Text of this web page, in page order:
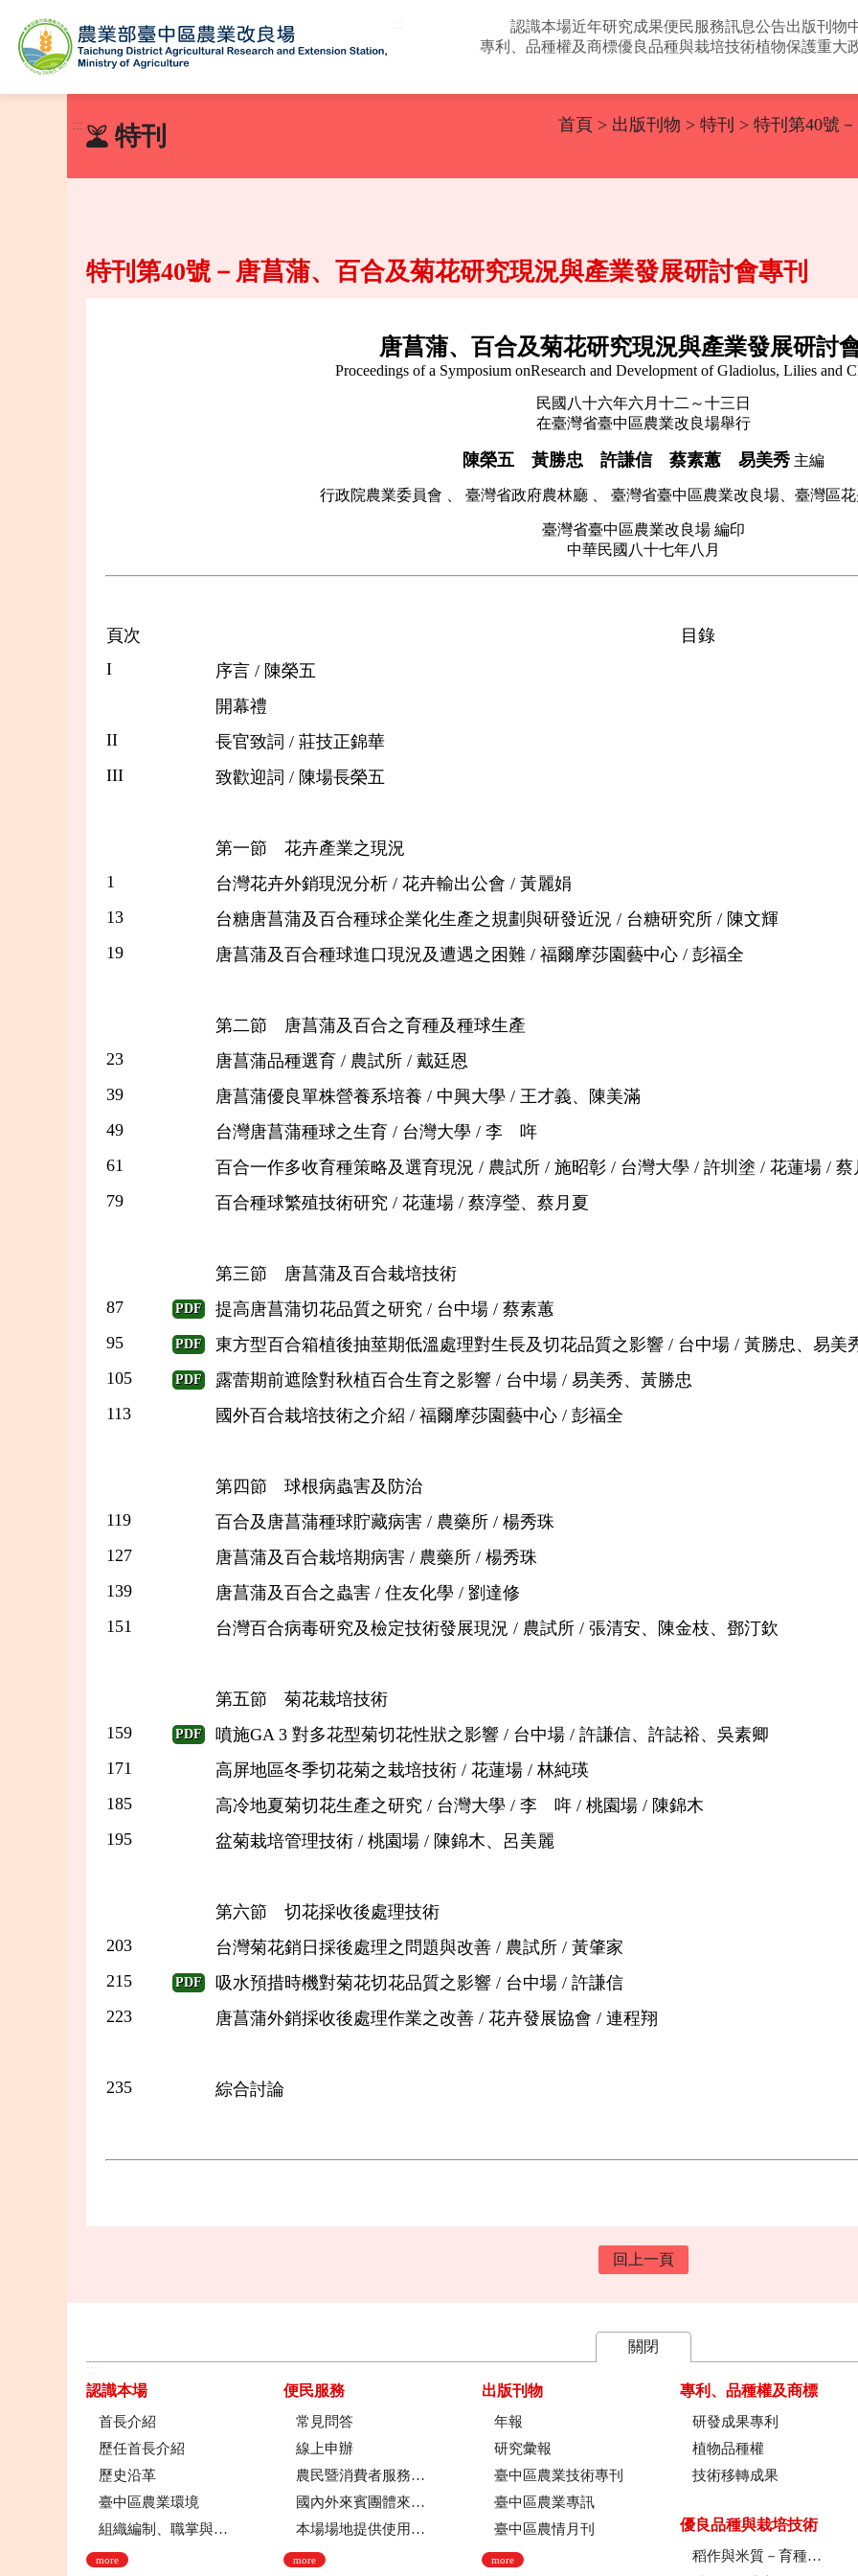
認識本場近年研究成果便民服務訊息公告出版刊物
專利、品種權及商標優良品種與栽培技術植物保護重大
::: 特刊 首頁 > 出版刊物 > 特刊 > 特刊第40號
特刊第40號－唐菖蒲、百合及菊花研究現況與產業發展研討會專刊
唐菖蒲、百合及菊花研究現況與產業發展研討
Proceedings of a Symposium onResearch and Development of Gladiolus, Lilies and
民國八十六年六月十二～十三日
在臺灣省臺中區農業改良場舉行
陳榮五 黃勝忠 許謙信 蔡素蕙 易美秀 主編
行政院農業委員會 、 臺灣省政府農林廳 、 臺灣省臺中區農業改良場、臺灣區
臺灣省臺中區農業改良場 編印
中華民國八十七年八月
頁次
目錄
I
序言 / 陳榮五
開幕禮
II
長官致詞 / 莊技正錦華
III
致歡迎詞 / 陳場長榮五
第一節 花卉產業之現況
1
台灣花卉外銷現況分析 / 花卉輸出公會 / 黃麗娟
13
台糖唐菖蒲及百合種球企業化生產之規劃與研發近況 / 台糖研究所 / 陳文輝
19
唐菖蒲及百合種球進口現況及遭遇之困難 / 福爾摩莎園藝中心 / 彭福全
第二節 唐菖蒲及百合之育種及種球生產
23
唐菖蒲品種選育 / 農試所 / 戴廷恩
39
唐菖蒲優良單株營養系培養 / 中興大學 / 王才義、陳美滿
49
台灣唐菖蒲種球之生育 / 台灣大學 / 李 哖
61
百合一作多收育種策略及選育現況 / 農試所 / 施昭彰 / 台灣大學 / 許圳塗 / 花蓮場 / 蔡
79
百合種球繁殖技術研究 / 花蓮場 / 蔡淳瑩、蔡月夏
第三節 唐菖蒲及百合栽培技術
87
PDF
提高唐菖蒲切花品質之研究 / 台中場 / 蔡素蕙
95
PDF
東方型百合箱植後抽莖期低溫處理對生長及切花品質之影響 / 台中場 / 黃勝忠、易美
105
PDF
露蕾期前遮陰對秋植百合生育之影響 / 台中場 / 易美秀、黃勝忠
113
國外百合栽培技術之介紹 / 福爾摩莎園藝中心 / 彭福全
第四節 球根病蟲害及防治
119
百合及唐菖蒲種球貯藏病害 / 農藥所 / 楊秀珠
127
唐菖蒲及百合栽培期病害 / 農藥所 / 楊秀珠
139
唐菖蒲及百合之蟲害 / 住友化學 / 劉達修
151
台灣百合病毒研究及檢定技術發展現況 / 農試所 / 張清安、陳金枝、鄧汀欽
第五節 菊花栽培技術
159
PDF
噴施GA 3 對多花型菊切花性狀之影響 / 台中場 / 許謙信、許誌裕、吳素卿
171
高屏地區冬季切花菊之栽培技術 / 花蓮場 / 林純瑛
185
高冷地夏菊切花生產之研究 / 台灣大學 / 李 哖 / 桃園場 / 陳錦木
195
盆菊栽培管理技術 / 桃園場 / 陳錦木、呂美麗
第六節 切花採收後處理技術
203
台灣菊花銷日採後處理之問題與改善 / 農試所 / 黃肇家
215
PDF
吸水預措時機對菊花切花品質之影響 / 台中場 / 許謙信
223
唐菖蒲外銷採收後處理作業之改善 / 花卉發展協會 / 連程翔
235 綜合討論
回上一頁
關閉
認識本場
首長介紹
歷任首長介紹
歷史沿革
臺中區農業環境
組織編制、職掌與架構
more
便民服務
常見問答
線上申辦
農民暨消費者服務中心
國內外來賓團體來場參訪申請流程
本場場地提供使用管理規定
more
出版刊物
年報
研究彙報
臺中區農業技術專刊
臺中區農業專訊
臺中區農情月刊
more
專利、品種權及商標
研發成果專利
植物品種權
技術移轉成果
優良品種與栽培技術
稻作與米質－育種、栽培技術、綜合、稻米品質